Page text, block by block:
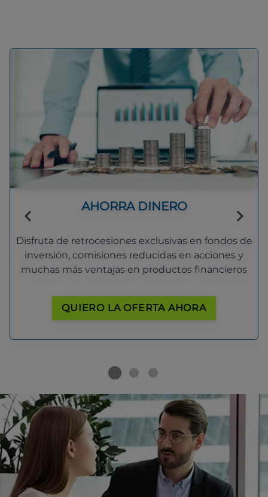
AHORRA DINERO
Disfruta de retrocesiones exclusivas en fondos de
inversión, comisiones reducidas en acciones y
muchas más ventajas en productos financieros
QUIERO LA OFERTA AHORA